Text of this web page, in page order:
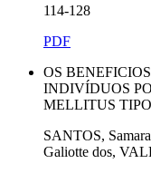
114-128
PDF
OS
INDIVÍDUOS
MELLITUS
SANTOS,
Galiotte dos,